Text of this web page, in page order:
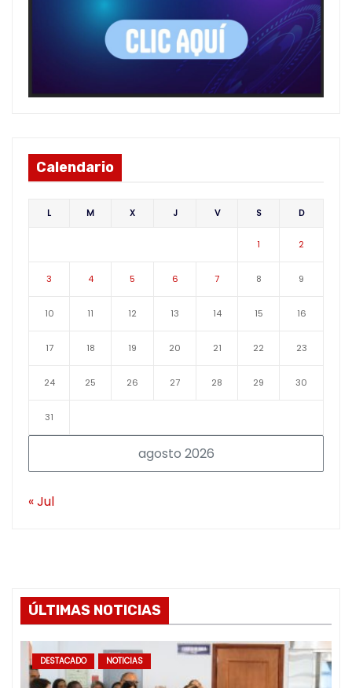
Calendario
agosto 2026
L M X J V S D
1 2
3 4 5 6 7 8 9
10 11 12 13 14 15 16
17 18 19 20 21 22 23
24 25 26 27 28 29 30
31
« Jul
ÚLTIMAS NOTICIAS
DESTACADO NOTICIAS